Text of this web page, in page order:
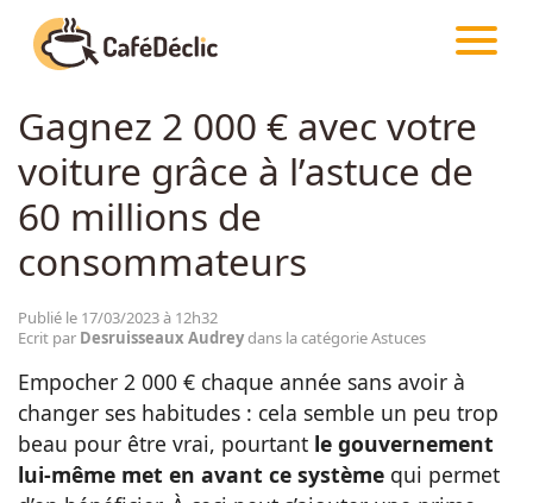
Créativité
Food
Divertissement
Insolite
Emotion
CAFÉDÉCLIC ARTICLES ASTUCES
Gagnez 2 000 € avec votre
voiture grâce à l’astuce de
60 millions de
consommateurs
Publié le 17/03/2023 à 12h32
Ecrit par Desruisseaux Audreydans la catégorie Astuces
Empocher 2 000 € chaque année sans avoir à
changer ses habitudes : cela semble un peu trop
beau pour être vrai, pourtant le gouvernement
lui-même met en avant ce système qui permet